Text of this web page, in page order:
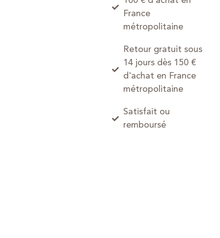
France
métropolitaine
Retour gratuit sous
14 jours dès 150 €
d'achat en France
métropolitaine
Satisfait ou
remboursé